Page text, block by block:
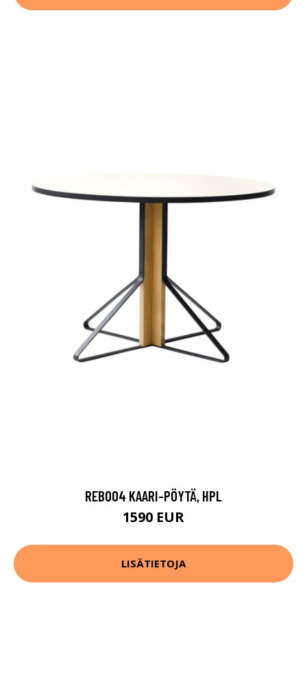
REB004 KAARI-PÖYTÄ, HPL
1590 EUR
LISÄTIETOJA